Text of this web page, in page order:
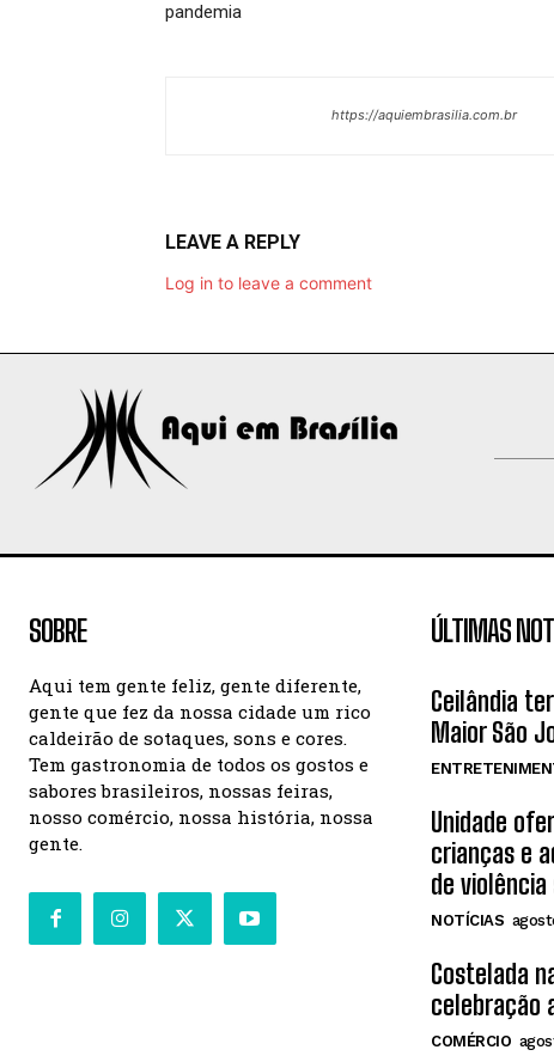
pandemia
https://aquiembrasilia.com.br
LEAVE A REPLY
Log in to leave a comment
SOBRE
Aqui tem gente feliz, gente diferente,
gente que fez da nossa cidade um rico
caldeirão de sotaques, sons e cores.
Tem gastronomia de todos os gostos e
sabores brasileiros, nossas feiras,
nosso comércio, nossa história, nossa
gente.
ÚLTIMAS
Ceilândia
Maior São
Unidade
crianças e
de violência
NOTÍCIAS
Costelada
celebração
COMÉRCIO